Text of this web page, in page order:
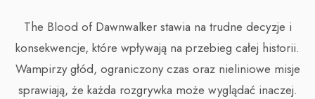
The Blood of Dawnwalker stawia na trudne decyzje i
konsekwencje, które wpływają na przebieg całej historii.
Wampirzy głód, ograniczony czas oraz nieliniowe misje
sprawiają, że każda rozgrywka może wyglądać inaczej.